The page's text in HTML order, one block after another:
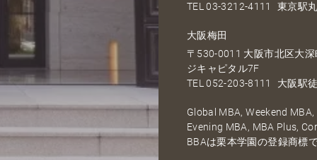
TEL03-3212-4111 東京駅
大阪梅田
〒530-0011 大阪市北区大
ジキャピタル7F
TEL052-203-8111 大阪駅
Global MBA, Weekend
Evening MBA, MBA Plus,
BBAは栗本学園の登録商標